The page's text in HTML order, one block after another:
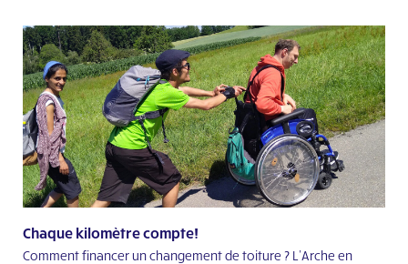
Chaque kilomètre compte!
Comment financer un changement de toiture ? L’Arche en